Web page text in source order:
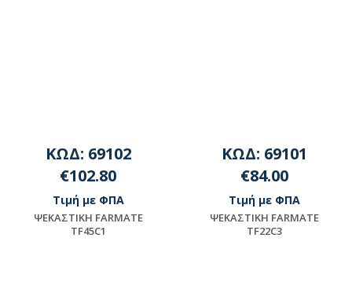
ΚΩΔ: 69102
€102.80
Τιμή με ΦΠΑ
ΨEKAΣTIKH FARMATE
TF45C1
ΚΩΔ: 69101
€84.00
Τιμή με ΦΠΑ
ΨEKAΣTIKH FARMATE
TF22C3